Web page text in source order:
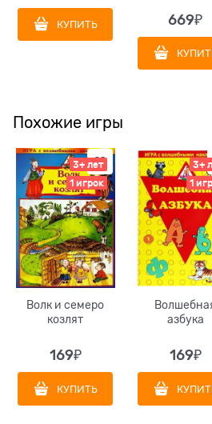
КУПИТЬ 669₽
Похожие игры
3+ лет
1 игрок
Волк и семеро
козлят
169₽
КУПИТЬ
3+
1
азбука
169₽